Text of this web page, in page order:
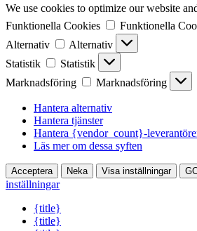
We use cookies to optimize our website
Funktionella Cookies
Funktionella
Alternativ
Alternativ
Statistik
Statistik
Marknadsföring
Marknadsföring
Hantera alternativ
Hantera tjänster
Hantera {vendor_count}-
Läs mer om dessa syften
Acceptera Neka Visa inställningar
inställningar
{title}
{title}